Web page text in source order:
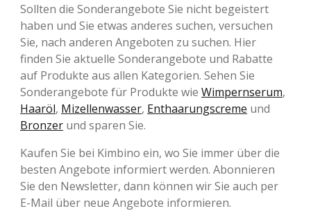
Sollten die Sonderangebote Sie nicht begeistert
haben und Sie etwas anderes suchen, versuchen
Sie, nach anderen Angeboten zu suchen. Hier
finden Sie aktuelle Sonderangebote und Rabatte
auf Produkte aus allen Kategorien. Sehen Sie
Sonderangebote für Produkte wie Wimpernserum,
Haaröl, Mizellenwasser, Enthaarungscreme und
Bronzer und sparen Sie.
Kaufen Sie bei Kimbino ein, wo Sie immer über die
besten Angebote informiert werden. Abonnieren
Sie den Newsletter, dann können wir Sie auch per
E-Mail über neue Angebote informieren.